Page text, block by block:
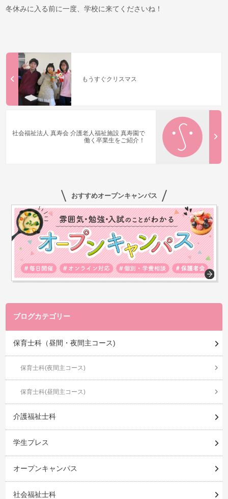
冬休みに入る前に一度、学校に来てくださいね！
もうすぐクリスマス
社会福祉法人 真寿会 介護老人福祉施設 真寿園で
働く卒業生をご紹介！
おすすめオープンキャンパス
ブログカテゴリー
保育士科（昼間・夜間主コース)
保育士科(夜間主コース)
保育士科(昼間主コース)
介護福祉士科
学生プレス
オープンキャンパス
社会福祉士科